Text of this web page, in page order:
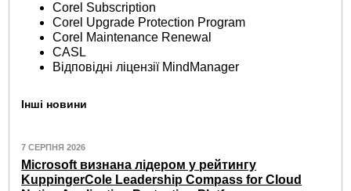
Corel Subscription
Corel Upgrade Protection Program
Corel Maintenance Renewal
CASL
Відповідні ліцензії MindManager
Інші новини
7 СЕРПНЯ 2026
Microsoft визнана лідером у рейтингу
KuppingerCole Leadership Compass for Cloud